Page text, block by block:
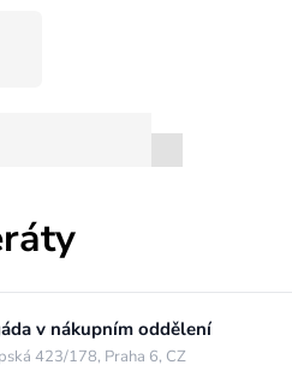
v nákupním oddělení
423/178, Praha 6, CZ